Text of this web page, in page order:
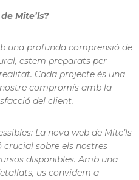
Mite’ls?
una profunda comprensió de
estem preparats per
Cada projecte és una
compromís amb la
del client.
La nova web de Mite’ls
sobre els nostres
disponibles. Amb una
us convidem a